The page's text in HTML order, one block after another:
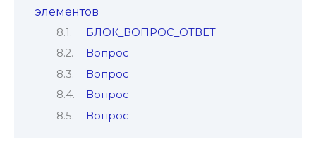
элементов
БЛОК_ВОПРОС_ОТВЕТ
Вопрос
Вопрос
Вопрос
Вопрос